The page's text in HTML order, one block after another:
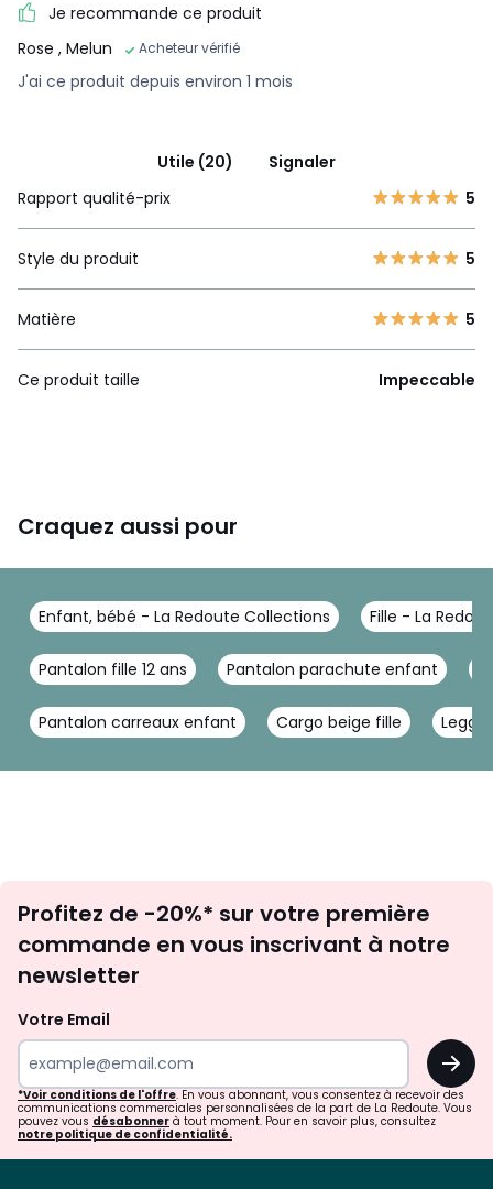
Je recommande ce produit
Rose , Melun Acheteur vérifié
J'ai ce produit depuis environ 1 mois
Utile (20)
Signaler
Rapport qualité-prix
5
Style du produit 5
Matière 5
Ce produit taille Impeccable
Craquez aussi pour
Enfant, bébé - La Redoute Collections Fille - La
Pantalon fille 12 ans Pantalon parachute enfant
Pantalon carreaux enfant Cargo beige fille
newsletter
Profitez de -20%* sur votre première
commande en vous inscrivant à notre
newsletter
Votre Email
OK
*Voir conditions de l'offre. En vous abonnant, vous consentez à recevoir des
communications commerciales personnalisées de la part de La Redoute. Vous
pouvez vous désabonner à tout moment. Pour en savoir plus, consultez
notre politique de confidentialité.